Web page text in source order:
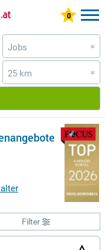
Jobs »
25 km »
Filter